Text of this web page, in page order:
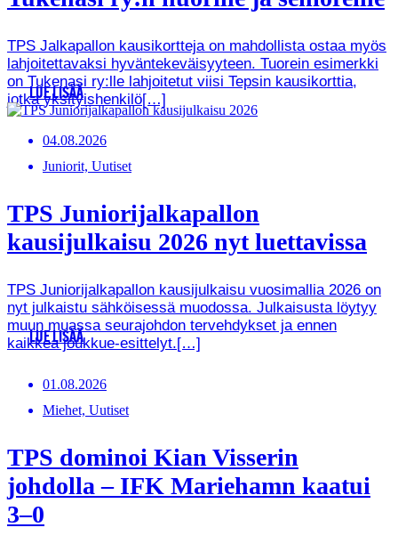
TPS Jalkapallon kausikortteja on mahdollista ostaa myös
lahjoitettavaksi hyväntekeväisyyteen. Tuorein esimerkki
on Tukenasi ry:lle lahjoitetut viisi Tepsin kausikorttia,
jotka yksityishenkilö[…]
LUE LISÄÄ
04.08.2026
Juniorit, Uutiset
TPS Juniorijalkapallon
kausijulkaisu 2026 nyt luettavissa
TPS Juniorijalkapallon kausijulkaisu vuosimallia 2026 on
nyt julkaistu sähköisessä muodossa. Julkaisusta löytyy
muun muassa seurajohdon tervehdykset ja ennen
kaikkea joukkue-esittelyt.[…]
LUE LISÄÄ
01.08.2026
Miehet, Uutiset
TPS dominoi Kian Visserin
johdolla – IFK Mariehamn kaatui
3–0